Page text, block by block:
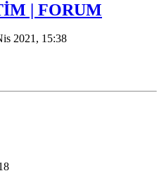
| FORUM
2021, 15:38